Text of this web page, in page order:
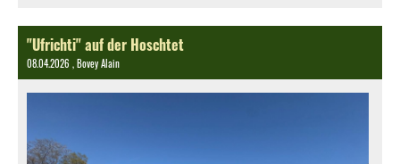
"Ufrichti" auf der Hoschtet
08.04.2026 , Bovey Alain